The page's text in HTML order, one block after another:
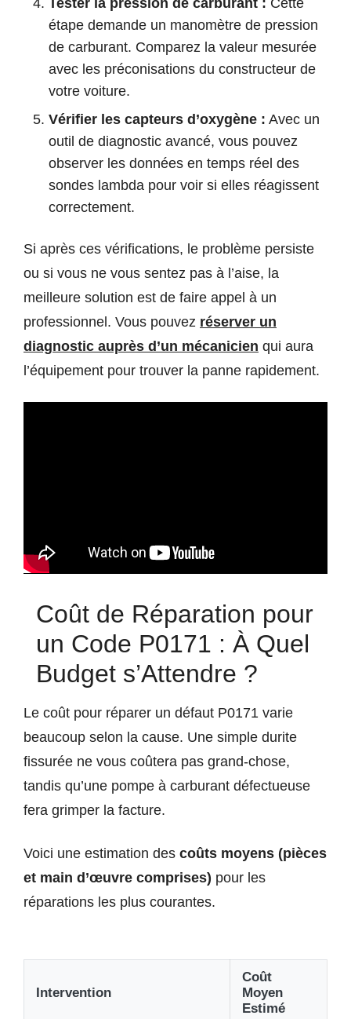
Tester la pression de carburant : Cette
étape demande un manomètre de pression
de carburant. Comparez la valeur mesurée
avec les préconisations du constructeur de
votre voiture.
Vérifier les capteurs d’oxygène : Avec un
outil de diagnostic avancé, vous pouvez
observer les données en temps réel des
sondes lambda pour voir si elles réagissent
correctement.
Si après ces vérifications, le problème persiste
ou si vous ne vous sentez pas à l’aise, la
meilleure solution est de faire appel à un
professionnel. Vous pouvez réserver un
diagnostic auprès d’un mécanicien qui aura
l’équipement pour trouver la panne rapidement.
Coût de Réparation pour
un Code P0171 : À Quel
Budget s’Attendre ?
Le coût pour réparer un défaut P0171 varie
beaucoup selon la cause. Une simple durite
fissurée ne vous coûtera pas grand-chose,
tandis qu’une pompe à carburant défectueuse
fera grimper la facture.
Voici une estimation des coûts moyens (pièces
et main d’œuvre comprises) pour les
réparations les plus courantes.
Intervention
Coût
Moyen
Estimé